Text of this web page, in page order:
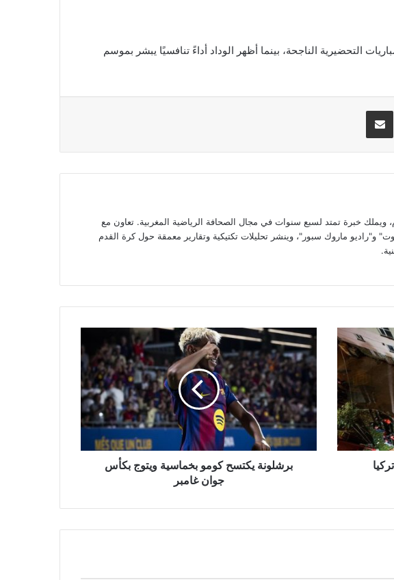
التحضيرية الناجحة، بينما أظهر الوداد أداءً تنافسيًا يبشر بموسم
مشاركة عبر البريد
خبرة تمتد لسبع سنوات في مجال الصحافة الرياضية المغربية. تعاون مع
و"راديو ماروك سبور"، وينشر تحليلات تكتيكية وتقارير معمقة حول كرة القدم
برشلونة
يكتسح
كومو
بخماسية
ويتوج
بكأس
جوان
غامبر
برشلونة يكتسح كومو بخماسية ويتوج بكأس
جوان غامبر